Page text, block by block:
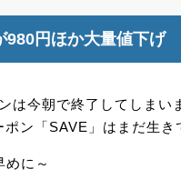
円ほか大量値下げ
今朝で終了してしまい
ン「SAVE」はまだ生き
めに～